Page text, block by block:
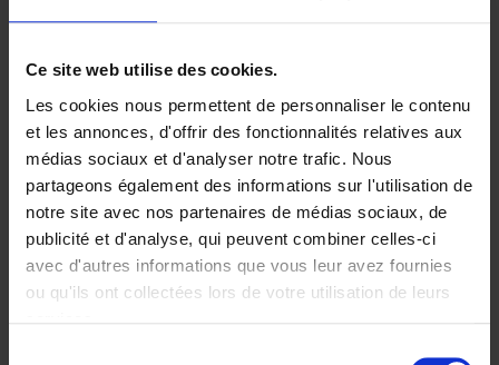
Ce site web utilise des cookies.
Les cookies nous permettent de personnaliser le contenu
et les annonces, d'offrir des fonctionnalités relatives aux
médias sociaux et d'analyser notre trafic. Nous
partageons également des informations sur l'utilisation de
notre site avec nos partenaires de médias sociaux, de
publicité et d'analyse, qui peuvent combiner celles-ci
avec d'autres informations que vous leur avez fournies
ou qu'ils ont collectées lors de votre utilisation de leurs
The Offer You Can't
Refuse
Steven Van Belleghem
Couverture souple
2020 256
€37,50